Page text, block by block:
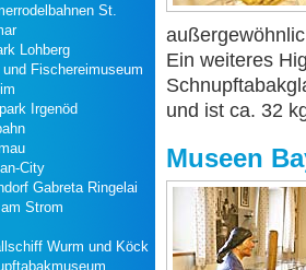
St.
Lohberg
und Fischereimuseum
Irgenöd
City
Gabreta Ringelai
Strom
Wurm und Köck
Ein weiteres
und ist ca. 32
Museen